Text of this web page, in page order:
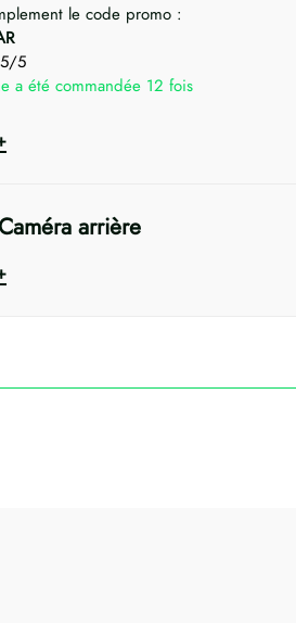
le code promo :
5/5
a été commandée 12 fois
arrière